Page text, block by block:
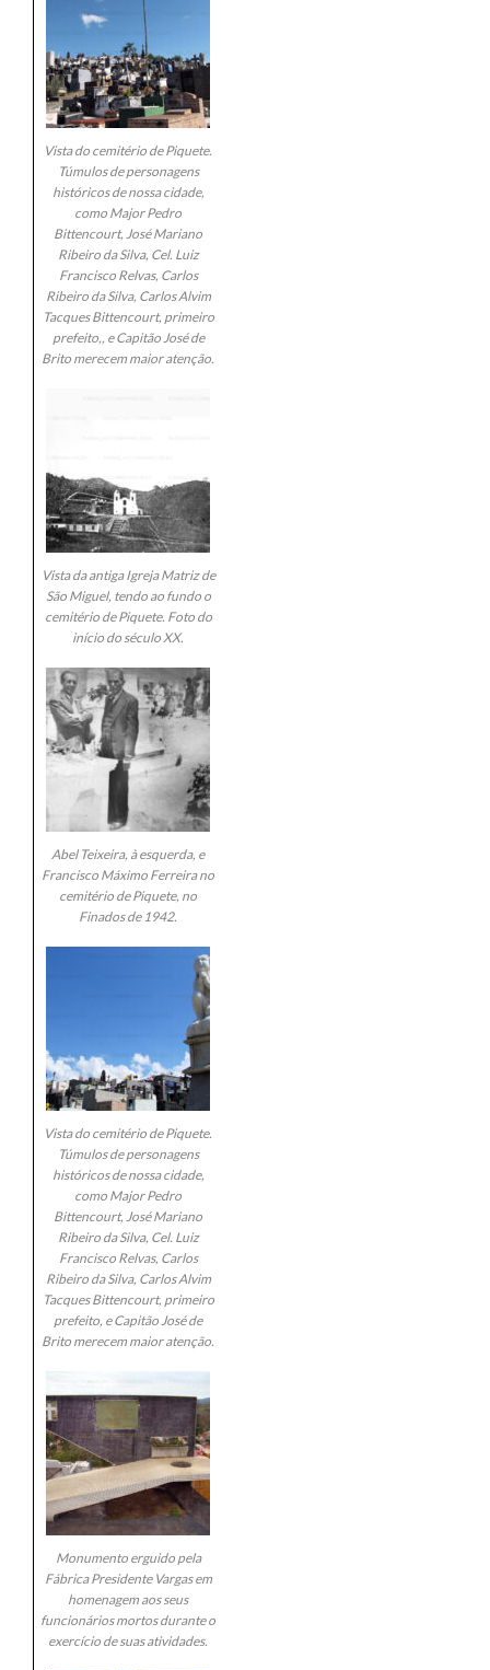
Vista do cemitério de Piquete.
Túmulos de personagens
históricos de nossa cidade,
como Major Pedro
Bittencourt, José Mariano
Ribeiro da Silva, Cel. Luiz
Francisco Relvas, Carlos
Ribeiro da Silva, Carlos Alvim
Tacques Bittencourt, primeiro
prefeito,, e Capitão José de
Brito merecem maior atenção.
Vista da antiga Igreja Matriz de
São Miguel, tendo ao fundo o
cemitério de Piquete. Foto do
início do século XX.
Abel Teixeira, à esquerda, e
Francisco Máximo Ferreira no
cemitério de Piquete, no
Finados de 1942.
Vista do cemitério de Piquete.
Túmulos de personagens
históricos de nossa cidade,
como Major Pedro
Bittencourt, José Mariano
Ribeiro da Silva, Cel. Luiz
Francisco Relvas, Carlos
Ribeiro da Silva, Carlos Alvim
Tacques Bittencourt, primeiro
prefeito, e Capitão José de
Brito merecem maior atenção.
Monumento erguido pela
Fábrica Presidente Vargas em
homenagem aos seus
funcionários mortos durante o
exercício de suas atividades.